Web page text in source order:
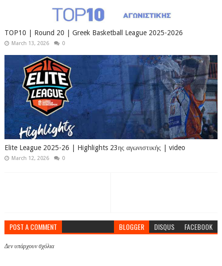
TOP10 | Round 20 | Greek Basketball League 2025-2026
March 13, 2026 0
Elite League 2025-26 | Highlights 23ης αγωνιστικής | video
March 12, 2026 0
POST A COMMENT BLOGGER DISQUS FACEBOOK
Δεν υπάρχουν σχόλια